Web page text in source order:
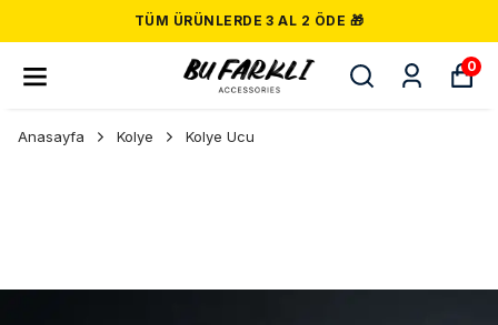
TÜM ÜRÜNLERDE 3 AL 2 ÖDE 🎁
0
Anasayfa Kolye Kolye Ucu